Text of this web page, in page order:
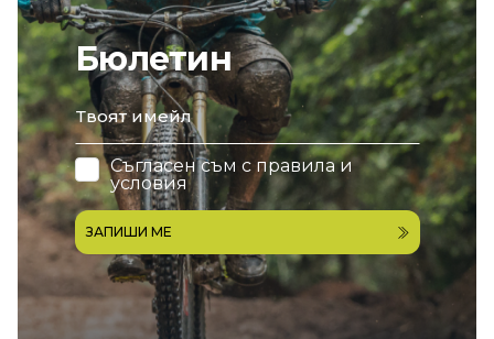
Бюлетин
email
Съгласен съм с правила и
условия
ЗАПИШИ МЕ